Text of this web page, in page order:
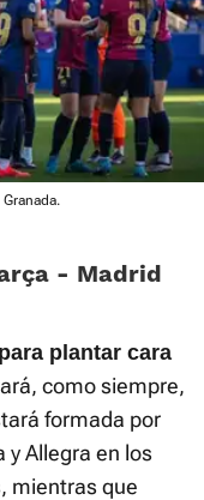
- Madrid
plantar cara
como siempre,
formada por
y Allegra en los
mientras que